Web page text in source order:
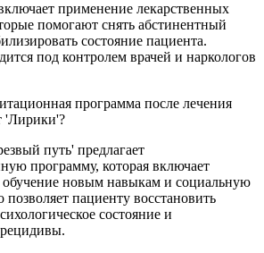
применение лекарственных
помогают снять абстинентный
состояние пациента.
под контролем врачей и наркологов
программа после лечения
'Лирики'?
путь' предлагает
программу, которая включает
новым навыкам и социальную
пациенту восстановить
состояние и